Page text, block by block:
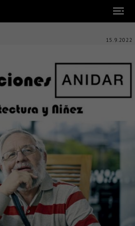
15.9.2022